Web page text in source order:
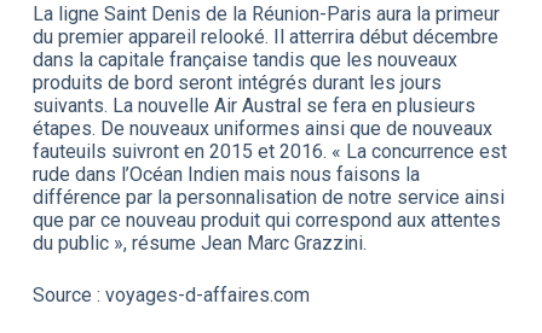
La ligne Saint Denis de la Réunion-Paris aura la primeur
du premier appareil relooké. Il atterrira début décembre
dans la capitale française tandis que les nouveaux
produits de bord seront intégrés durant les jours
suivants. La nouvelle Air Austral se fera en plusieurs
étapes. De nouveaux uniformes ainsi que de nouveaux
fauteuils suivront en 2015 et 2016. « La concurrence est
rude dans l’Océan Indien mais nous faisons la
différence par la personnalisation de notre service ainsi
que par ce nouveau produit qui correspond aux attentes
du public », résume Jean Marc Grazzini.
Source : voyages-d-affaires.com